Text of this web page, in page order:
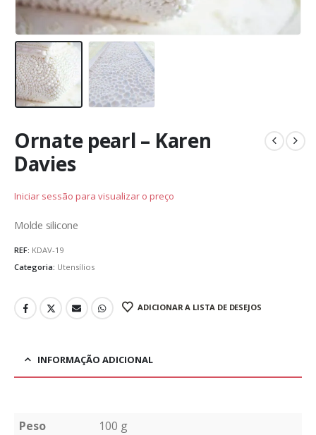
Ornate pearl – Karen
Davies
Iniciar sessão para visualizar o preço
Molde silicone
REF: KDAV-19
Categoria: Utensílios
ADICIONAR A LISTA DE DESEJOS
INFORMAÇÃO ADICIONAL
Peso
100 g